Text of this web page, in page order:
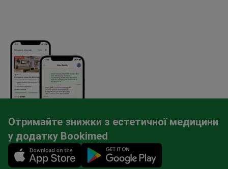
Отримайте знижки з естетичної медицини
у додатку Bookimed
Mobile app illustration